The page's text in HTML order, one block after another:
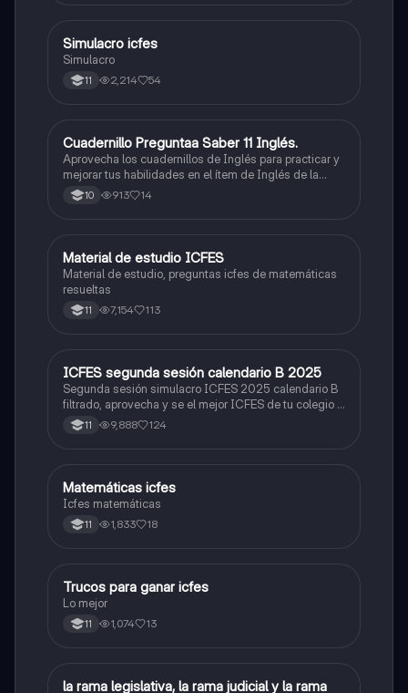
ICFES: Lectura Crítica
Simulacro icfes
Simulacro
11 2,214 54
ICFES: Inglés
Cuadernillo Preguntaa Saber 11 Inglés.
Aprovecha los cuadernillos de Inglés para practicar y
mejorar tus habilidades en el ítem de Inglés de la
Prueba Saber 11. 🫡
10 913 14
ICFES: Matemáticas
Material de estudio ICFES
Material de estudio, preguntas icfes de matemáticas
resueltas
11 7,154 113
ICFES: Lectura Crítica
ICFES segunda sesión calendario B 2025
Segunda sesión simulacro ICFES 2025 calendario B
filtrado, aprovecha y se el mejor ICFES de tu colegio y
poder ingresar a universidad, y estudiar aquella
carrera con la que tanto sueñas.
11 9,888 124
ICFES: Matemáticas
Matemáticas icfes
Icfes matemáticas
11 1,833 18
Química
Trucos para ganar icfes
Lo mejor
11 1,074 13
Sociales/Historia
la rama legislativa, la rama judicial y la rama